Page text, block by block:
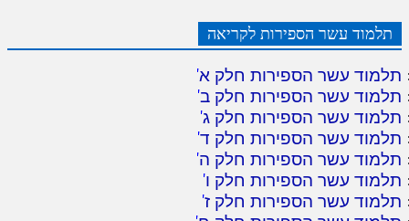
תלמוד עשר הספירות לקריאה
תלמוד עשר הספירות חלק א'
תלמוד עשר הספירות חלק ב'
תלמוד עשר הספירות חלק ג'
תלמוד עשר הספירות חלק ד'
תלמוד עשר הספירות חלק ה'
תלמוד עשר הספירות חלק ו'
תלמוד עשר הספירות חלק ז'